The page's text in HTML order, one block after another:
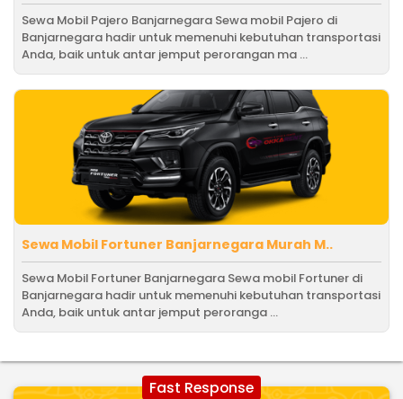
Sewa Mobil Pajero Banjarnegara Sewa mobil Pajero di
Banjarnegara hadir untuk memenuhi kebutuhan transportasi
Anda, baik untuk antar jemput perorangan ma ...
Sewa Mobil Fortuner Banjarnegara Murah M..
Sewa Mobil Fortuner Banjarnegara Sewa mobil Fortuner di
Banjarnegara hadir untuk memenuhi kebutuhan transportasi
Anda, baik untuk antar jemput peroranga ...
Fast Response